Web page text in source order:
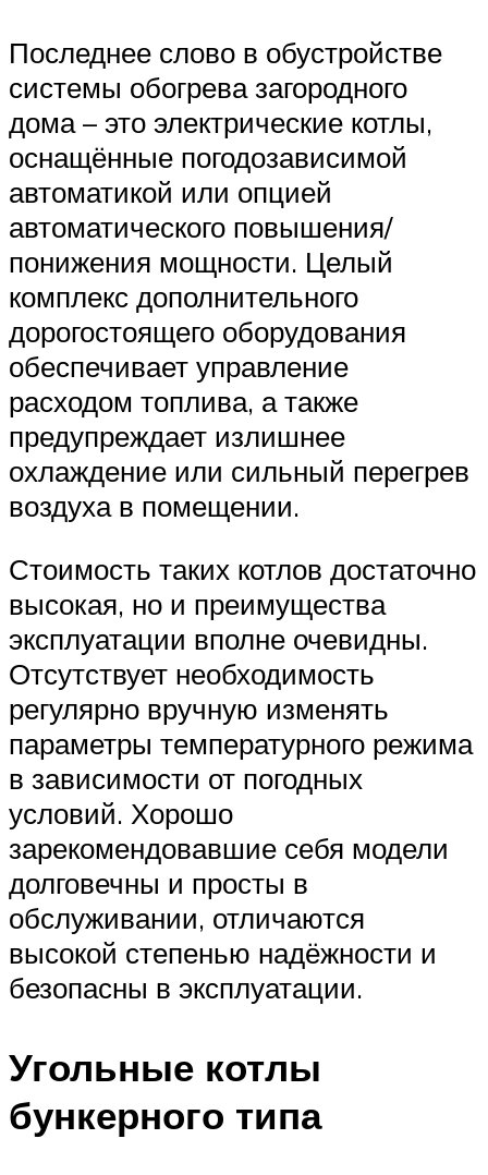
Последнее слово в обустройстве
системы обогрева загородного
дома – это электрические котлы,
оснащённые погодозависимой
автоматикой или опцией
автоматического повышения/
понижения мощности. Целый
комплекс дополнительного
дорогостоящего оборудования
обеспечивает управление
расходом топлива, а также
предупреждает излишнее
охлаждение или сильный перегрев
воздуха в помещении.
Стоимость таких котлов достаточно
высокая, но и преимущества
эксплуатации вполне очевидны.
Отсутствует необходимость
регулярно вручную изменять
параметры температурного режима
в зависимости от погодных
условий. Хорошо
зарекомендовавшие себя модели
долговечны и просты в
обслуживании, отличаются
высокой степенью надёжности и
безопасны в эксплуатации.
Угольные котлы
бункерного типа